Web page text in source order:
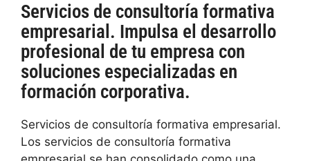
Servicios de consultoría formativa
empresarial. Impulsa el desarrollo
profesional de tu empresa con
soluciones especializadas en
formación corporativa.
Servicios de consultoría formativa empresarial.
Los servicios de consultoría formativa